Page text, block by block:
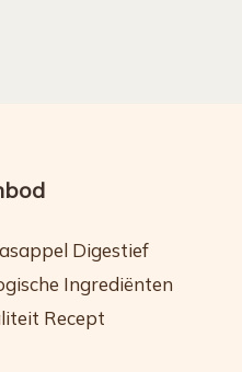
Digestief
Ingrediënten
Recept